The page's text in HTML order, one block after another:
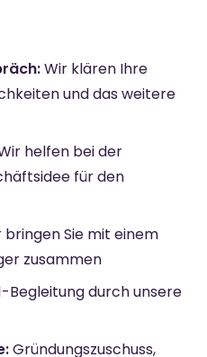
Wir klären Ihre
und das weitere
helfen bei der
für den
bringen Sie mit einem
zusammen
Begleitung durch unsere
Gründungszuschuss,